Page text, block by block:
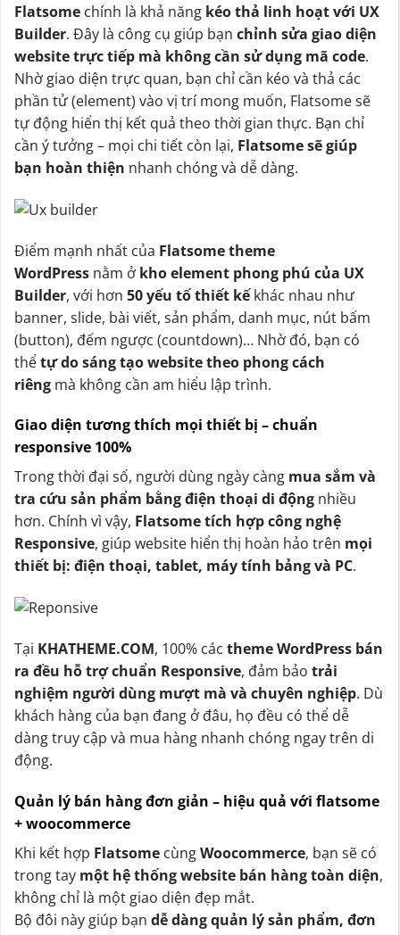
Flatsome chính là khả năng kéo thả linh hoạt với UX
Builder. Đây là công cụ giúp bạn chỉnh sửa giao diện
website trực tiếp mà không cần sử dụng mã code.
Nhờ giao diện trực quan, bạn chỉ cần kéo và thả các
phần tử (element) vào vị trí mong muốn, Flatsome sẽ
tự động hiển thị kết quả theo thời gian thực. Bạn chỉ
cần ý tưởng – mọi chi tiết còn lại, Flatsome sẽ giúp
bạn hoàn thiện nhanh chóng và dễ dàng.
Điểm mạnh nhất của Flatsome theme
WordPress nằm ở kho element phong phú của UX
Builder, với hơn 50 yếu tố thiết kếkhác nhau như
banner, slide, bài viết, sản phẩm, danh mục, nút bấm
(button), đếm ngược (countdown)… Nhờ đó, bạn có
thểtự do sáng tạo website theo phong cách
riêng mà không cần am hiểu lập trình.
Giao diện tương thích mọi thiết bị – chuẩn
responsive 100%
Trong thời đại số, người dùng ngày càng mua sắm và
tra cứu sản phẩm bằng điện thoại di động nhiều
hơn. Chính vì vậy, Flatsome tích hợp công nghệ
Responsive, giúp website hiển thị hoàn hảo trên mọi
thiết bị: điện thoại, tablet, máy tính bảng và PC.
Tại KHATHEME.COM, 100% các theme WordPress bán
ra đều hỗ trợ chuẩn Responsive, đảm bảo trải
nghiệm người dùng mượt mà và chuyên nghiệp. Dù
khách hàng của bạn đang ở đâu, họ đều có thể dễ
dàng truy cập và mua hàng nhanh chóng ngay trên di
động.
Quản lý bán hàng đơn giản – hiệu quả với flatsome
+ woocommerce
Khi kết hợp Flatsome cùngWoocommerce, bạn sẽ có
trong tay một hệ thống website bán hàng toàn diện,
không chỉ là một giao diện đẹp mắt.
Bộ đôi này giúp bạn dễ dàng quản lý sản phẩm, đơn